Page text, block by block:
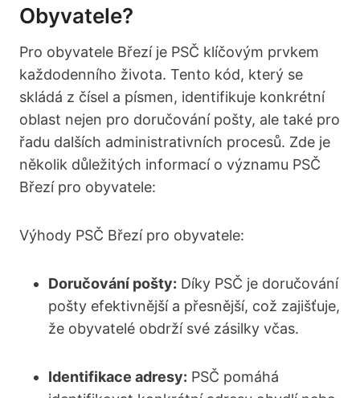
Obyvatele?
Pro obyvatele Březí je⁢ PSČ klíčovým prvkem
každodenního života. Tento kód, který se
skládá z čísel a písmen, identifikuje konkrétní
oblast nejen pro doručování pošty, ale také ⁣pro
řadu dalších​ administrativních procesů. Zde je
několik důležitých informací o ‍významu PSČ
Březí pro obyvatele:
Výhody⁣ PSČ Březí pro obyvatele:
Doručování pošty: ⁣Díky​ PSČ je doručování
pošty‌ efektivnější a přesnější, což zajišťuje,
že obyvatelé obdrží své‌ zásilky včas.
Identifikace adresy: PSČ pomáhá